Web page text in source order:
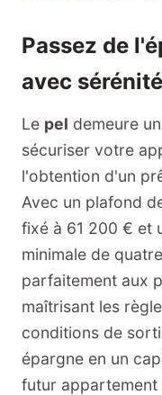
Passez de
avec sérénité
Le pel demeure
sécuriser votre
l'obtention d'un
Avec un plafond
fixé à 61 200 € et
minimale de
parfaitement aux
maîtrisant les
conditions de
épargne en un
futur